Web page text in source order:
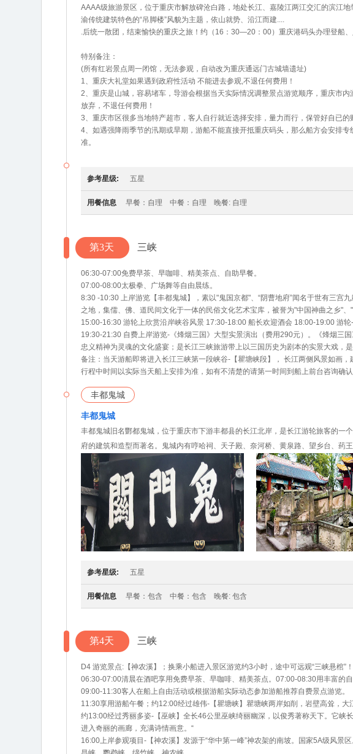
AAAA级旅游景区，位于重庆市解放碑沧白路，地处长江、嘉陵江两江交汇的滨江
渝传统建筑特色的“吊脚楼”风貌为主题，依山就势、沿江而建....
.后统一散团，结束愉快的重庆之旅！约（16：30—20：00）重庆港码头办理登船
特别备注：
(所有红岩景点周一闭馆，无法参观，自动改为重庆通远门古城墙遗址)
1、重庆大礼堂如果遇到政府性活动 不能进去参观,不退任何费用！
2、重庆是山城，容易堵车，导游会根据当天实际情况调整景点游览顺序，重庆市
放弃，不退任何费用！
3、重庆市区很多当地特产超市，客人自行就近选择安排，量力而行，保管好自已的
4、如遇强降雨季节的汛期或旱期，游船不能直接开抵重庆码头，那么船方会安排
准。
参考星级: 五星
用餐信息 早餐：自理 中餐：自理 晚餐: 自理
第3天 三峡
06:30-07:00免费早茶、早咖啡、精美茶点、自助早餐。
07:00-08:00太极拳、广场舞等自由晨练。
8:30 -10:30 上岸游览【丰都鬼城】，素以"鬼国京都"、“阴曹地府”闻名于世有三宫
之地，集儒、佛、道民间文化于一体的民俗文化艺术宝库，被誉为"中国神曲之乡"
15:00-16:30 游轮上欣赏沿岸峡谷风景 17:30-18:00 船长欢迎酒会 18:00-19:00 游轮
19:30-21:30 自费上岸游览-《烽烟三国》大型实景演出（费用290元）。《烽烟三
忠义精神为灵魂的文化盛宴；是长江三峡旅游带上以三国历史为剧本的实景大戏，
备注：当天游船即将进入长江三峡第一段峡谷-【瞿塘峡段】， 长江两侧风景如画，
行程中时间以实际当天船上安排为准，如有不清楚的请第一时间到船上前台咨询确认
丰都鬼城
丰都鬼城
丰都鬼城旧名酆都鬼城，位于重庆市下游丰都县的长江北岸，是长江游轮旅客的一
府的建筑和造型而著名。鬼城内有哼哈祠、天子殿、奈河桥、黄泉路、望乡台、药
参考星级: 五星
用餐信息 早餐：包含 中餐：包含 晚餐: 包含
第4天 三峡
D4 游览景点:【神农溪】；换乘小船进入景区游览约3小时，途中可远观“三峡悬棺”
06:30-07:00清晨在酒吧享用免费早茶、早咖啡、精美茶点。07:00-08:30用丰富的自
09:00-11:30客人在船上自由活动或根据游船实际动态参加游船推荐自费景点游览。
11:30享用游船午餐；约12:00经过雄伟-【瞿塘峡】瞿塘峡两岸如削，岩壁高耸，大
约13:00经过秀丽多姿-【巫峡】全长46公里巫峡绮丽幽深，以俊秀著称天下。它
进入奇丽的画廊，充满诗情画意。“
16:00上岸参观项目-【神农溪】发源于“华中第一峰”神农架的南坡。国家5A级风